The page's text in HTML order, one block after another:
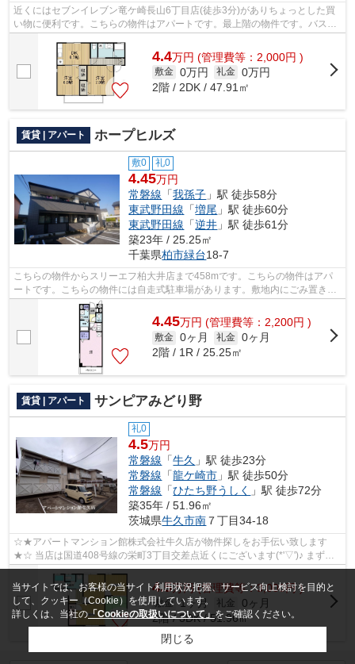
近くにはセブンイレブン竜ケ崎長山6丁目店(徒歩3分)がありちょっとした買
い物に便利です。こちらの物件はアパートです。最上階の物件です。バス停
4.4万円 (管理費等：2,000円 )
敷金 0万円 礼金 0万円
2階 / 2DK / 47.91㎡
賃貸 | アパート ホープヒルズ
敷0 礼0
4.45万円
常磐線 「我孫子 」駅 徒歩58分
東武野田線 「増尾 」駅 徒歩60分
東武野田線 「逆井 」駅 徒歩61分
築23年 / 25.25㎡
千葉県柏市緑台18-7
こちらの物件からスリーエフ柏大井店まで458mです。こちらの物件はアパ
ートです。こちらの物件には自走式駐車場があります。敷地内にごみ置き場
のあるアパートです。物件数豊富なアパ...
4.45万円 (管理費等：2,200円 )
敷金 0ヶ月 礼金 0ヶ月
2階 / 1R / 25.25㎡
賃貸 | アパート サンピアみどり野
礼0
4.5万円
常磐線 「牛久 」駅 徒歩23分
常磐線 「龍ケ崎市 」駅 徒歩50分
常磐線 「ひたち野うしく
」駅 徒歩72分
築35年 / 51.96㎡
茨城県牛久市南 ７丁目34-18
☆★アパートマンション館株式会社牛久店が物件探しをお手伝い致します
★☆ 当店は国道408号線の栄町3丁目交差点近くにございます(*'▽')♪ まずは
お気軽に029(878)3700までお電...
4.5万円(管理費等：3,000円 )
敷金 1ヶ月 礼金
0ヶ月
2階 / 3DK / 51.96㎡
当サイトでは、お客様の当サイト利用状況把握、サービス向上検討を目的と
して、クッキー（Cookie）を使用しています。
詳しくは、当社の「Cookieの取扱いについて」をご確認ください。
閉じる